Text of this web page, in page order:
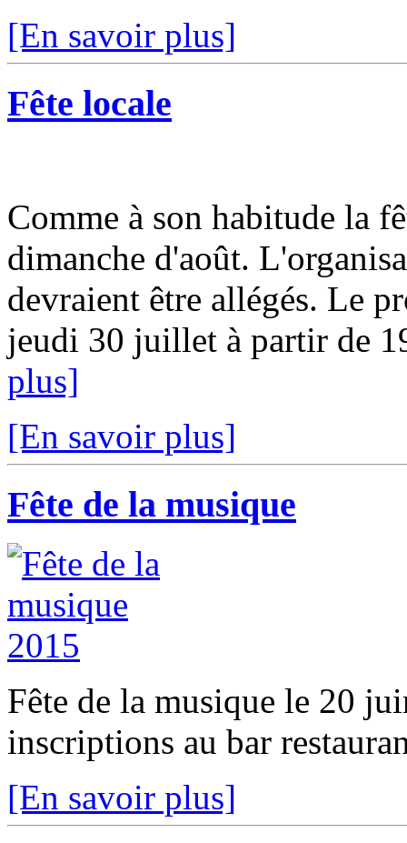
[En savoir plus]
Fête locale
Comme à son habitude la
dimanche d'août.
devraient être allégés. Le
jeudi 30 juillet à partir de
plus]
[En savoir plus]
Fête de la musique
Fête de la musique le 20
inscriptions au bar
[En savoir plus]